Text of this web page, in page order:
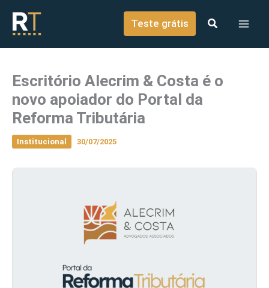
conteúdo
Teste grátis
Escritório Alecrim & Costa é o
novo apoiador do Portal da
Reforma Tributária
Institucional 30/07/2025